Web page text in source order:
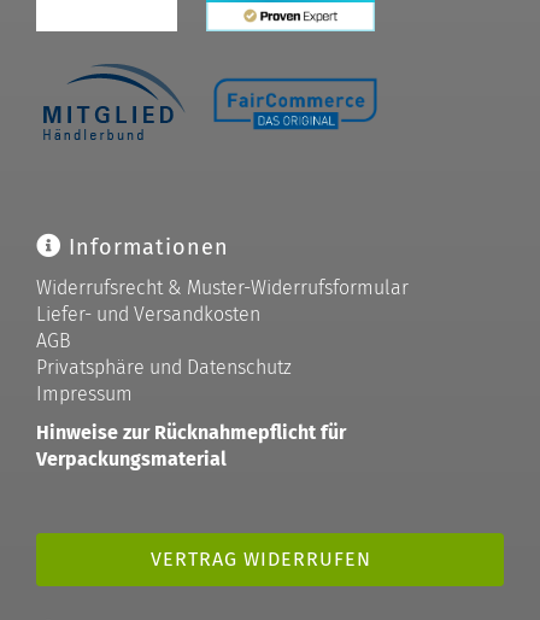
Informationen
Widerrufsrecht & Muster-Widerrufsformular
Liefer- und Versandkosten
AGB
Privatsphäre und Datenschutz
Impressum
Hinweise zur Rücknahmepflicht für
Verpackungsmaterial
VERTRAG WIDERRUFEN